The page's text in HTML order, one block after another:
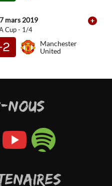
mars 2019
Cup - 1/4
Manchester
United
NOUS